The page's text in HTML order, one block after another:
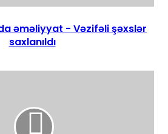
əməliyyat - Vəzifəli şəxslər
saxlanıldı